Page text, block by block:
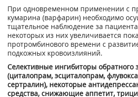
При одновременном применении с
кумарина (варфарин) необходимо
тщательное наблюдение за
некоторых из них увеличивается
протромбинового времени с
подкожных кровоизлияний.
Селективные ингибиторы обратного
(циталопрам, эсциталопрам,
сертралин), некоторые
средства, снижающие аппетит,